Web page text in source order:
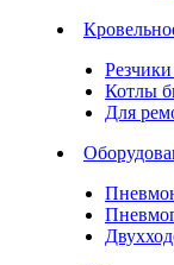
Котлы
Для